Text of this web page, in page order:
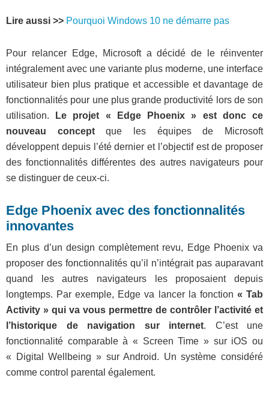
Lire aussi >> Pourquoi Windows 10 ne démarre pas
Pour relancer Edge, Microsoft a décidé de le réinventer
intégralement avec une variante plus moderne, une interface
utilisateur bien plus pratique et accessible et davantage de
fonctionnalités pour une plus grande productivité lors de son
utilisation.
Le projet « Edge Phoenix » est donc ce
nouveau conceptque les équipes de Microsoft
développent depuis l’été dernier et l’objectif est de proposer
des fonctionnalités différentes des autres navigateurs pour
se distinguer de ceux-ci.
Edge Phoenix avec des fonctionnalités
innovantes
En plus d’un design complètement revu, Edge Phoenix va
proposer des fonctionnalités qu’il n’intégrait pas auparavant
quand les autres navigateurs les proposaient depuis
longtemps. Par exemple, Edge va lancer la fonction « Tab
Activity » qui va vous permettre de contrôler l’activité et
l’historique de navigation sur internet. C’est une
fonctionnalité comparable à « Screen Time » sur iOS ou
« Digital Wellbeing » sur Android. Un système considéré
comme control parental également.